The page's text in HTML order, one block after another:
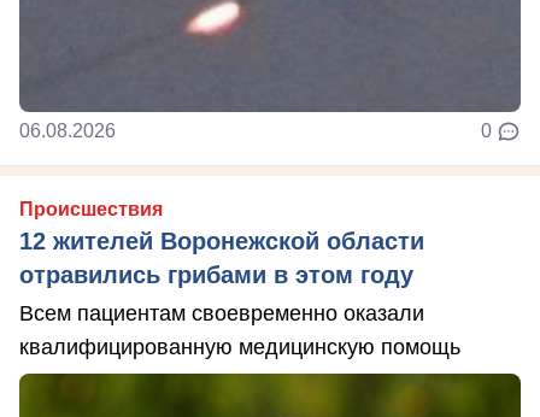
06.08.2026 0
Происшествия
12 жителей Воронежской области
отравились грибами в этом году
Всем пациентам своевременно оказали
квалифицированную медицинскую помощь